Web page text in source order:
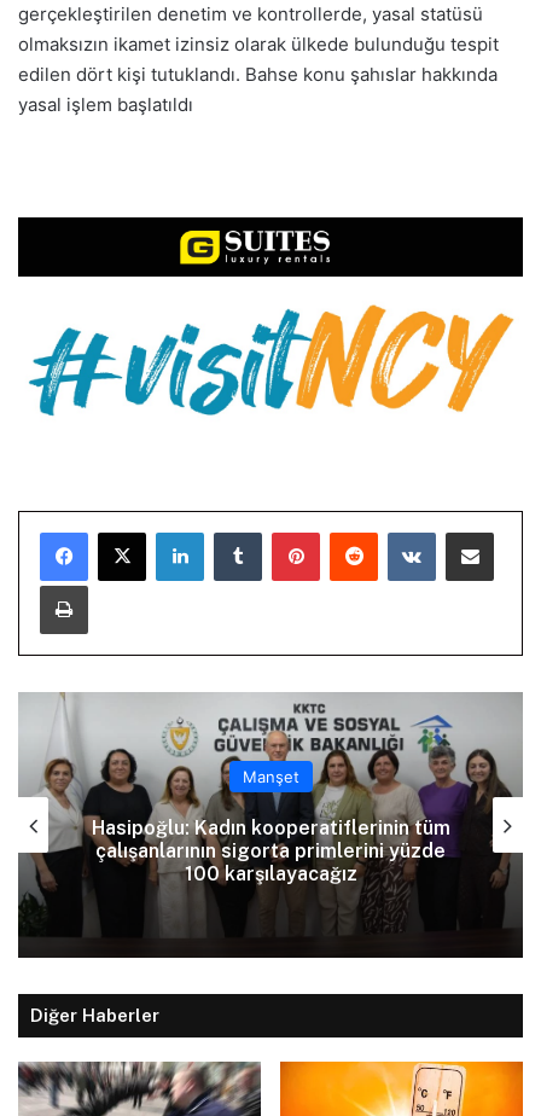
gerçekleştirilen denetim ve kontrollerde, yasal statüsü
olmaksızın ikamet izinsiz olarak ülkede bulunduğu tespit
edilen dört kişi tutuklandı. Bahse konu şahıslar hakkında
yasal işlem başlatıldı
LinkedInTumblr PinterestReddit VKontakteE-Posta ile paylaş
Yazdır
Manşet
Tatar: Enosis zihniyetine karşı varoluş
mücadelemiz devam ediyor
Diğer Haberler